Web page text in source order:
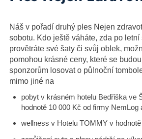
Náš v pořadí druhý ples Nejen
sobotu. Kdo ještě váháte, zda po letní
provětráte své šaty či svůj oblek,
pomohou krásné ceny, které se
sponzorům losovat o půlnoční
mimo jiné na
pobyt v krásném hotelu Bedřiška ve
hodnotě 10 000 Kč od firmy NemLog
wellness v Hotelu TOMMY v